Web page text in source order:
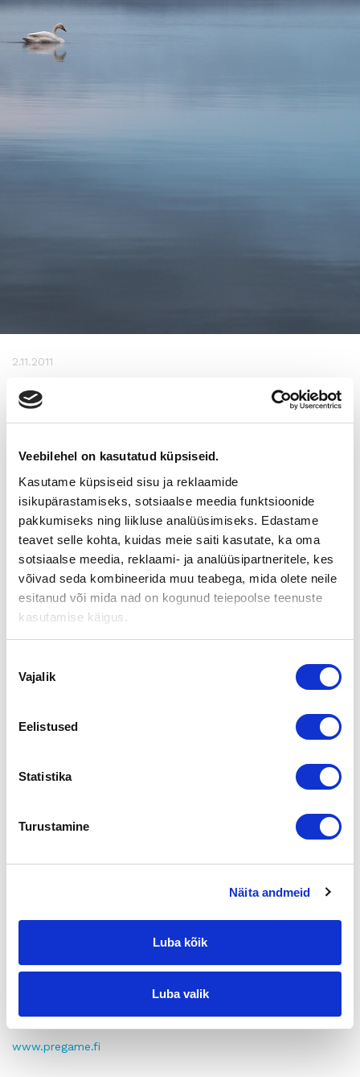
Veebilehel on kasutatud küpsiseid.
Kasutame küpsiseid sisu ja reklaamide
isikupärastamiseks, sotsiaalse meedia funktsioonide
pakkumiseks ning liikluse analüüsimiseks. Edastame
teavet selle kohta, kuidas meie saiti kasutate, ka oma
sotsiaalse meedia, reklaami- ja analüüsipartneritele, kes
võivad seda kombineerida muu teabega, mida olete neile
esitanud või mida nad on kogunud teiepoolse teenuste
kasutamise käigus.
valik
Vajalik
Eelistused
Statistika
Turustamine
Näita andmeid
Luba kõik
Luba valik
2.11.2011
PREGAME TURKU -
YRITYSMESSUILLA VILINÄÄ!
Ensimmäinen PreGame-kiertueen tapahtuma houkutteli Turun
Kupittaan OS/G Areenalle 2.11.2011 reilut 2100 kävijää.
PreGame Turku -tapahtumassa oli mahdollista tutustua
näytteilleasettajien ständeihin ja jäädä seuraamaan illan
ottelua TUTO Hockey-Vaasan Sport. Ensimmäistä kertaa
Suomessa yrittäjyyttä tuotiin ihmisten tietoisuuteen jääkiekko-
ottelun yhteydessä järjestetyillä yritysmessuilla.
If:n 300 €:n elämyslahjakortin voitti Jouni Olkkonen Wetec
Manpowerin SHL arvioinnin voitti Arja-Liisa Kontto.
Manpowerin treenikassin voitti Elina Rostedt Tilitoimisto
Aarnio Oy:stä.
Duetto Groupin luotto- ja perintäalan kurssipaikan (arvo 590
eur) voitti Erja Kaihlamo.
Perustayritys fi Oy:n arvonnassa TUTO:n kausikortteja 2kpl
Pääpalkinto: DNA:n arpoman Nokian N9-puhelimen voitti
Elina Rostedt Tilitoimisto Aarnio Oy:stä.
Onnittelut voittajille!
Jää seuraamaan ilmoittelua PreGame-kiertueen muista
paikkakunnista!
www.pregame.fi